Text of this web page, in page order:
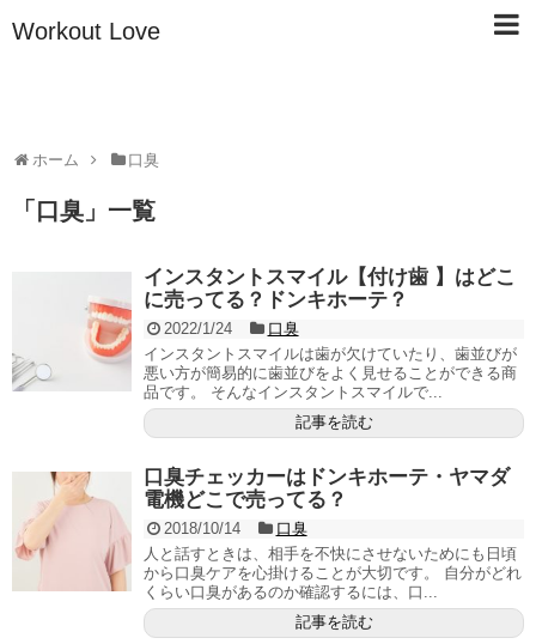
Workout Love
ホーム 口臭
「 口臭 」 一覧
インスタントスマイル【付け歯 】はどこ
に売ってる？ドンキホーテ？
2022/1/24
口臭
インスタントスマイルは歯が欠けていたり、歯並びが
悪い方が簡易的に歯並びをよく見せることができる商
品です。 そんなインスタントスマイルで...
記事を読む
口臭チェッカーはドンキホーテ・ヤマダ
電機どこで売ってる？
2018/10/14
口臭
人と話すときは、相手を不快にさせないためにも日頃
から口臭ケアを心掛けることが大切です。 自分がどれ
くらい口臭があるのか確認するには、口...
記事を読む